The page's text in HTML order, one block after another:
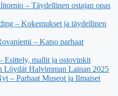
– Täydellinen ostajan opas
– Kokemukset ja täydellinen
– Katso parhaat
Esittely, mallit ja ostovinkit
Löydät Halvimman Lainan 2025
– Parhaat Museot ja Ilmaiset